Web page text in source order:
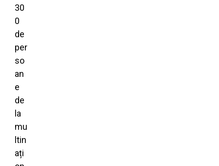
30
0
de
per
so
an
e
de
la
mu
ltin
ați